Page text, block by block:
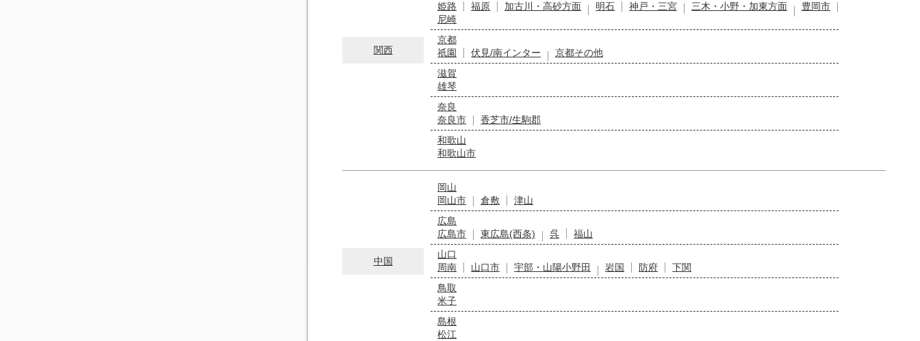
関西
姫路
福原 加古川・高砂方面 明石 神戸・三宮 三木・小野・加東方面
豊岡市
尼崎
京都
祇園
伏見/南インター
京都その他
滋賀
雄琴
奈良
奈良市
香芝市/生駒郡
和歌山
和歌山市
中国
岡山
岡山市
倉敷
津山
広島
広島市
東広島(西条) 呉
福山
山口
周南
山口市 宇部・山陽小野田 岩国 防府
下関
鳥取
米子
島根
松江